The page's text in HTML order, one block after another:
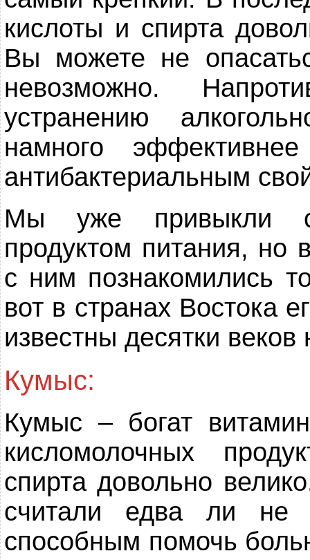
кислоты и спирта
Вы можете не
невозможно.
устранению
намного
антибактериальным
Мы уже привыкли
продуктом питания, но
с ним познакомились
вот в странах Востока
известны десятки
Кумыс:
Кумыс – богат
кисломолочных
спирта довольно
считали едва ли не
способным помочь